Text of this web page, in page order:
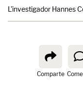
L'investigador Hannes
Comparte